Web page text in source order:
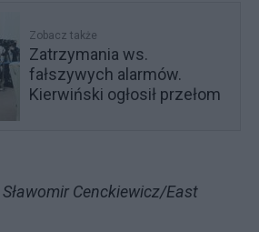
Zobacz także
Zatrzymania ws.
fałszywych alarmów.
Kierwiński ogłosił przełom
Sławomir Cenckiewicz/East